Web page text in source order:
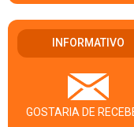
INFORMATIVO
GOSTARIA DE